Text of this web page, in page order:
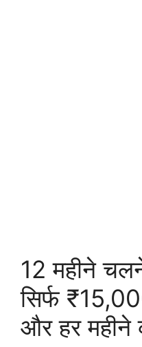
12 महीने
सिर्फ
और हर महीने